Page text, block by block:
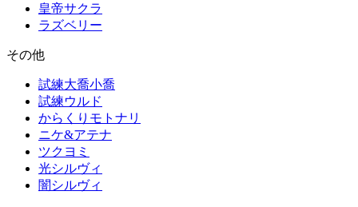
皇帝サクラ
ラズベリー
その他
試練大喬小喬
試練ウルド
からくりモトナリ
ニケ&アテナ
ツクヨミ
光シルヴィ
闇シルヴィ